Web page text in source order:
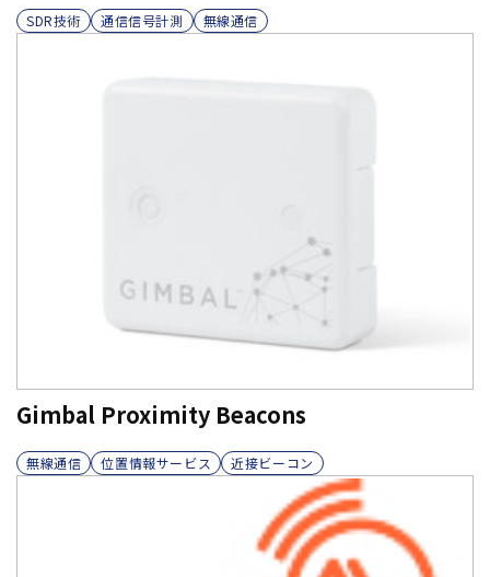
SDR技術 通信信号計測 無線通信
Gimbal Proximity Beacons
無線通信 位置情報サービス 近接ビーコン